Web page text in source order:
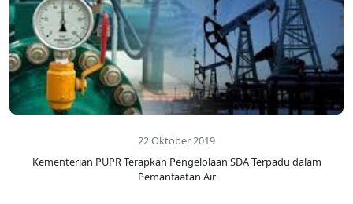
22 Oktober 2019
Kementerian PUPR Terapkan Pengelolaan SDA Terpadu dalam
Pemanfaatan Air